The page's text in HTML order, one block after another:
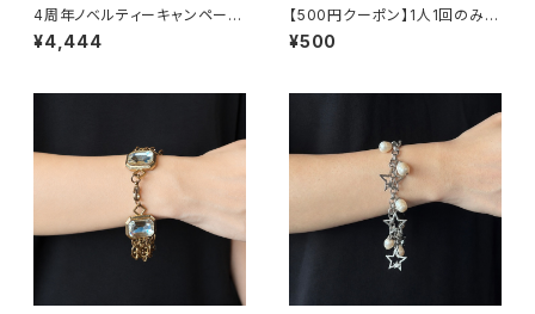
4周年ノベルティーキャンペーン
開催中！
¥4,444
【500円クーポン】1人1回のみご
利用可能！
¥500